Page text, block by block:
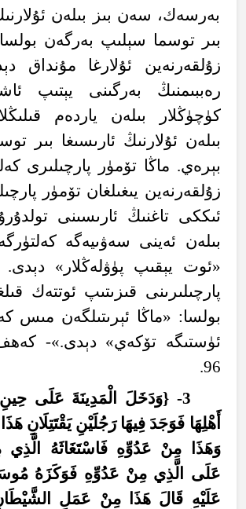
بەرسەك، سەن بىز بىلەن
بىر توسما سېلىپ بەرگەن
زۇلقەرنەين ئۇلارغا مۇنداق
رەببىمنىڭ بەرگىنى يېتىپ
كۈچۈڭلار بىلەن ياردەم
بىلەن ئۇلارنىڭ ئارىسىغا بىر
بېرەي. ماڭا تۆمۈر پارچىلىرى
زۇلقەرنەين يىغىلغان تۆمۈر
ئىككى تاغنىڭ ئارىسىنى
بىلەن ئەينى سەۋىيەگە
«ئوت يېقىپ پۈۋلەڭلار» دېدى.
پارچىلىرىنى قىزىتىپ ئوتتەك
بولسا: «ماڭا ئېرىتىلگەن مىس
96.
3- {و
دخل المدينَةَ على حين
أَهْلِهَا فوجد فيهَا رجلينيقتتلان هَذَ
وَهَذَ ا من عدوِّهِ فاستغاثَهُ الَّذِي
على الَّذِي من عدوِّهِ فوكزَهُ م
عليْهِ قال هَذَ ا من عمل الشيْطَ